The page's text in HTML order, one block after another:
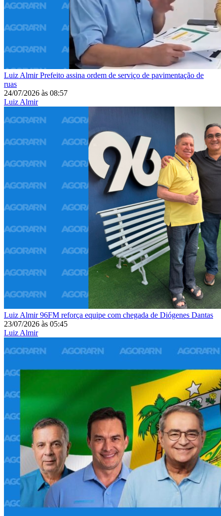
Luiz AlmirPrefeito assina ordem de serviço de pavimentação de
ruas
24/07/2026 às 08:57
Luiz Almir
Luiz Almir96FM reforça equipe com chegada de Diógenes Dantas
23/07/2026 às 05:45
Luiz Almir